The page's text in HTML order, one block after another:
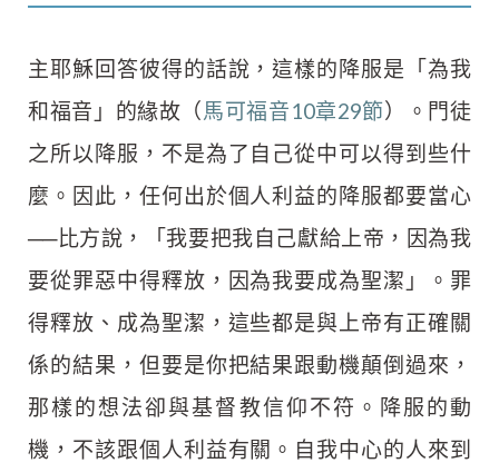
主耶穌回答彼得的話說，這樣的降服是「為我
和福音」的緣故（馬可福音10章29節）。門徒
之所以降服，不是為了自己從中可以得到些什
麼。因此，任何出於個人利益的降服都要當心
──比方說，「我要把我自己獻給上帝，因為我
要從罪惡中得釋放，因為我要成為聖潔」。罪
得釋放、成為聖潔，這些都是與上帝有正確關
係的結果，但要是你把結果跟動機顛倒過來，
那樣的想法卻與基督教信仰不符。降服的動
機，不該跟個人利益有關。自我中心的人來到